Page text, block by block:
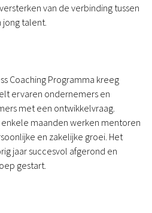
van de verbinding tussen
jong talent.
Coaching Programma kreeg
ervaren ondernemers en
met een ontwikkelvraag.
maanden werken mentoren
en zakelijke groei. Het
jaar succesvol afgerond en
gestart.